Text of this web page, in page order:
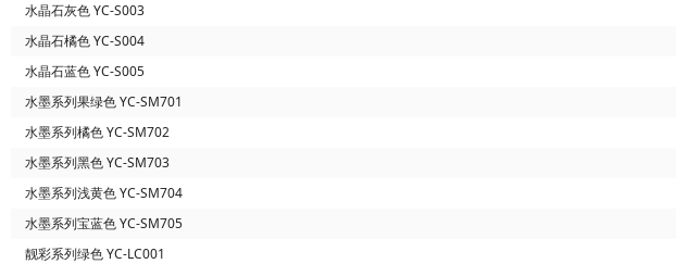
水晶石灰色 YC-S003
水晶石橘色 YC-S004
水晶石蓝色 YC-S005
水墨系列果绿色 YC-SM701
水墨系列橘色 YC-SM702
水墨系列黑色 YC-SM703
水墨系列浅黄色 YC-SM704
水墨系列宝蓝色 YC-SM705
靓彩系列绿色 YC-LC001